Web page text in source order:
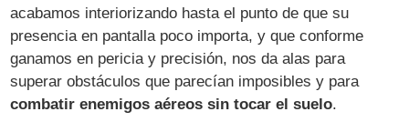
acabamos interiorizando hasta el punto de que su
presencia en pantalla poco importa, y que conforme
ganamos en pericia y precisión, nos da alas para
superar obstáculos que parecían imposibles y para
combatir enemigos aéreos sin tocar el suelo.